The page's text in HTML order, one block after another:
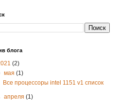
блога
(2)
мая(1)
Все процессоры intel 1151 v1 список
апреля(1)